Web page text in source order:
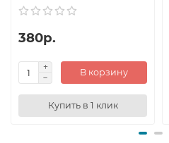
380р.
В корзину
Купить в 1 клик